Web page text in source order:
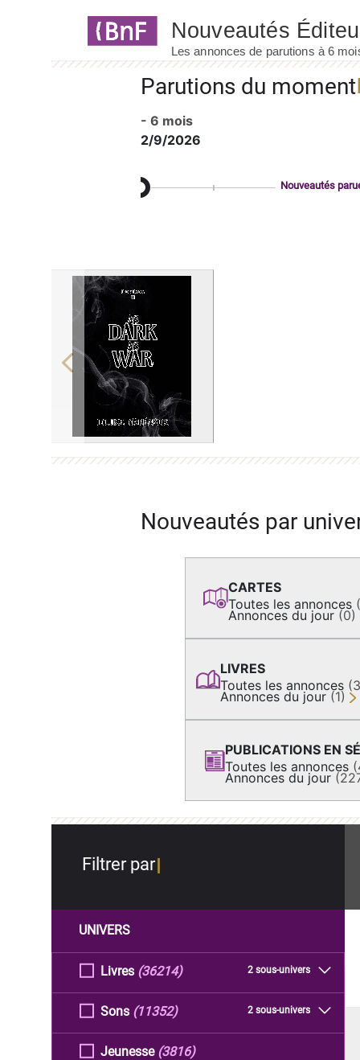
Parutions du moment
- 6 mois
2/9/2026
Nouveautés
Previous
Nouveautés par
CARTES
Toutes les annonces
Annonces du jour (0)
LIVRES
Toutes les annonces
Annonces du jour (1)
PUBLICATIONS EN
Toutes les annonces
Annonces du jour
Filtrer par
UNIVERS
Livres 2 sous-univers
(36214)
Sons 2 sous-univers
(11352)
Jeunesse (3816)